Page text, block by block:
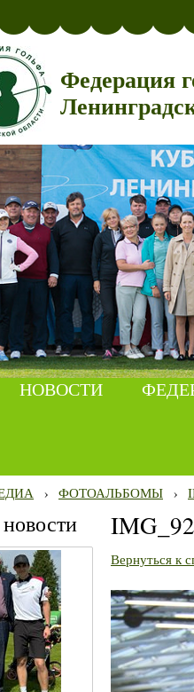
Федерация
НОВОСТИ
› ФОТОАЛЬБОМЫ ›
Вернуться к